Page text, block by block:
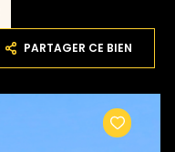
PARTAGER CE BIEN